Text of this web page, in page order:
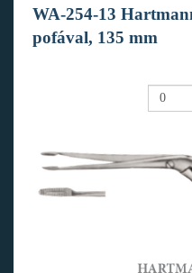
WA-254-13
pofával, 135 mm